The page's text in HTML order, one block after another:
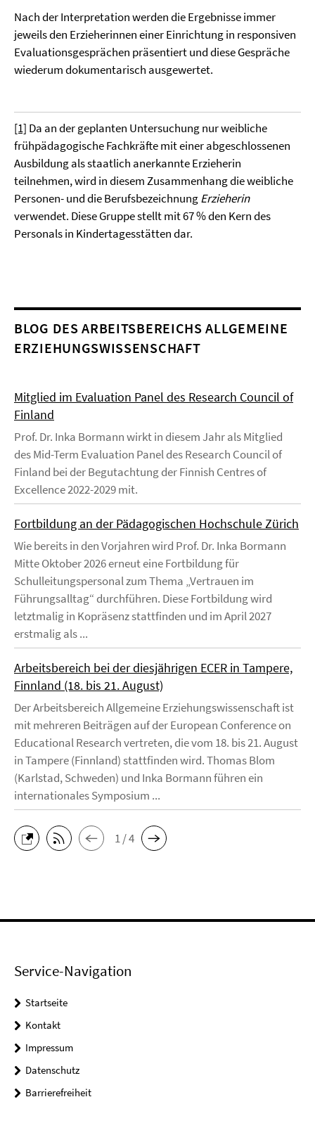
Nach der Interpretation werden die Ergebnisse immer
jeweils den Erzieherinnen einer Einrichtung in responsiven
Evaluationsgesprächen präsentiert und diese Gespräche
wiederum dokumentarisch ausgewertet.
[1] Da an der geplanten Untersuchung nur weibliche
frühpädagogische Fachkräfte mit einer abgeschlossenen
Ausbildung als staatlich anerkannte Erzieherin
teilnehmen, wird in diesem Zusammenhang die weibliche
Personen- und die BerufsbezeichnungErzieherin
verwendet. Diese Gruppe stellt mit 67 % den Kern des
Personals in Kindertagesstätten dar.
BLOG DES ARBEITSBEREICHS ALLGEMEINE
ERZIEHUNGSWISSENSCHAFT
Mitglied im Evaluation Panel des Research Council of
Finland
Prof. Dr. Inka Bormann wirkt in diesem Jahr als Mitglied
des Mid-Term Evaluation Panel des Research Council of
Finland bei der Begutachtung der Finnish Centres of
Excellence 2022-2029 mit.
Fortbildung an der Pädagogischen Hochschule Zürich
Wie bereits in den Vorjahren wird Prof. Dr. Inka Bormann
Mitte Oktober 2026 erneut eine Fortbildung für
Schulleitungspersonal zum Thema „Vertrauen im
Führungsalltag“ durchführen. Diese Fortbildung wird
letztmalig in Kopräsenz stattfinden und im April 2027
erstmalig als ...
Arbeitsbereich bei der diesjährigen ECER in Tampere,
Finnland (18. bis 21. August)
Der Arbeitsbereich Allgemeine Erziehungswissenschaft ist
mit mehreren Beiträgen auf der European Conference on
Educational Research vertreten, die vom 18. bis 21. August
in Tampere (Finnland) stattfinden wird. Thomas Blom
(Karlstad, Schweden) und Inka Bormann führen ein
internationales Symposium ...
1 / 4
Service-Navigation
Startseite
Kontakt
Impressum
Datenschutz
Barrierefreiheit